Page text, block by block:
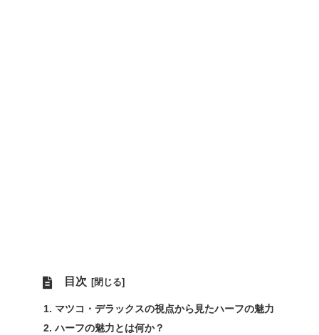
目次
マツコ・デラックスの視点から見たハーフの魅力
ハーフの魅力とは何か？